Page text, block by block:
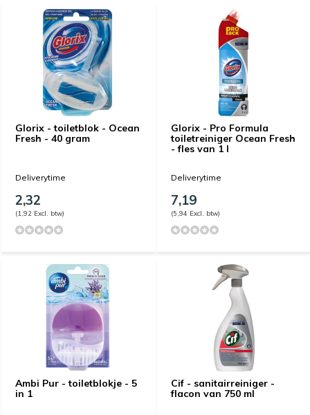
Glorix - toiletblok - Ocean
Fresh - 40 gram
Deliverytime
2,32
(1,92 Excl. btw)
Glorix - Pro Formula
toiletreiniger Ocean Fresh
- fles van 1 l
Deliverytime
7,19
(5,94 Excl. btw)
Ambi Pur - toiletblokje - 5
in 1
Cif - sanitairreiniger -
flacon van 750 ml